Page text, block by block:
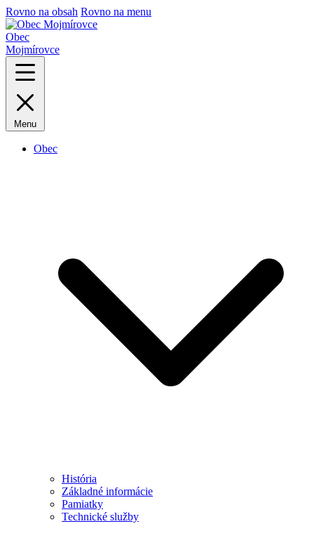
Rovno na obsah Rovno na menu
Obec
Mojmírovce
Menu
Obec
História
Základné informácie
Pamiatky
Technické služby